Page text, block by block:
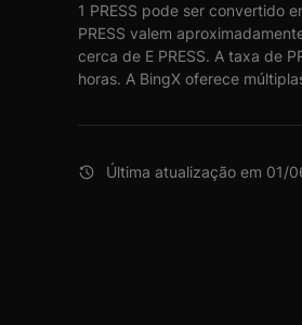
1 PRESS pode ser convertido
PRESS valem
cerca de E PRESS. A taxa de
horas. A BingX oferece
Última atualização em 01/